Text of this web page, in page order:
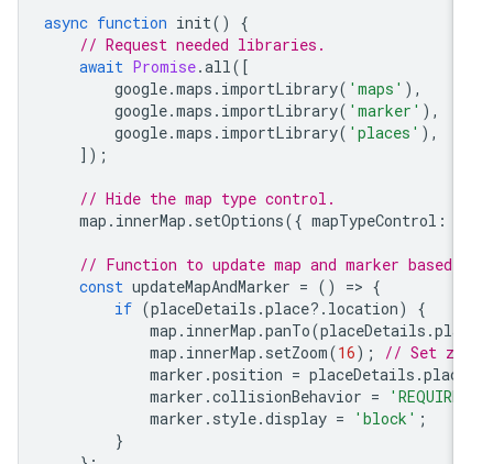
async function init ()
// Request needed libraries.
await Promise.all
google.maps.importLibrary('maps'
google.maps.importLibrary('marker'
google.maps.importLibrary('places'
// Hide the map type control.
map.innerMap.setOptions ({ mapTypeControl
// Function to update map and marker
const updateMapAndMarker = () =
if (placeDetails.place?.location
map.innerMap.panTo(placeDetails.
map.innerMap.setZoom( 16 ); // Set
marker.position = placeDetails.place
marker.collisionBehavior =
marker.style.display = 'block'